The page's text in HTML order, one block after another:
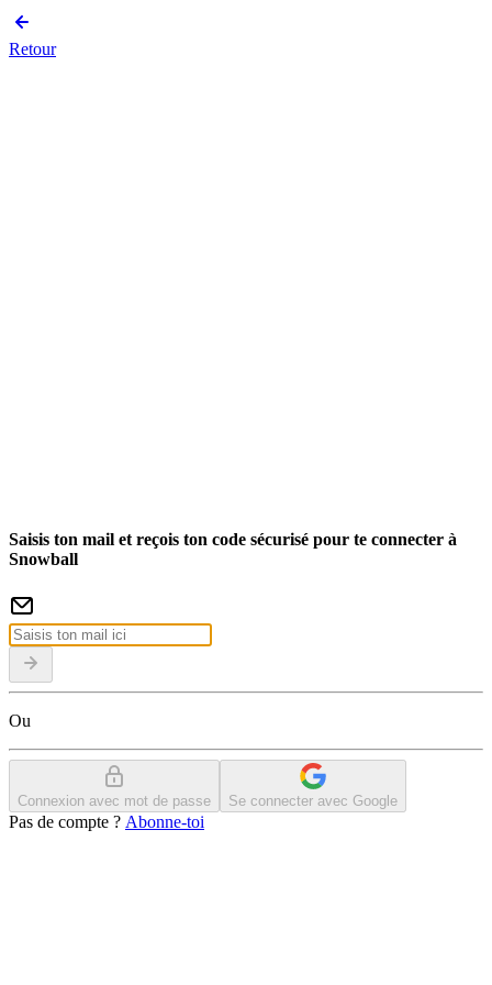
Retour
Saisis ton mail et reçois ton code sécurisé pour te connecter à
Snowball
Ou
Connexion avec mot de passe Se connecter avec Google
Pas de compte ? Abonne-toi